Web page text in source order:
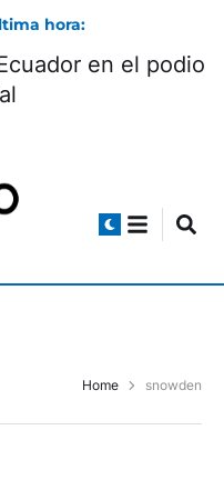
hora:
en el podio
Home snowden